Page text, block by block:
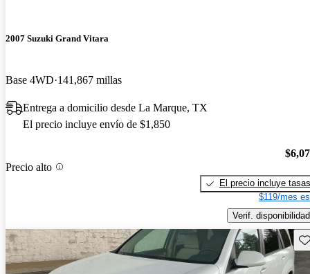
2007 Suzuki Grand Vitara
Base 4WD 141,867 millas
Entrega a domicilio desde La Marque, TX
El precio incluye envío de $1,850
Precio alto
El precio incluye tasas
$119/mes
Verif. disponibilidad